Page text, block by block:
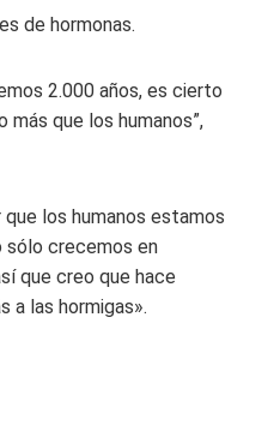
de hormonas.
2.000 años, es cierto
más que los humanos”,
los humanos estamos
sólo crecemos en
que creo que hace
a las hormigas».